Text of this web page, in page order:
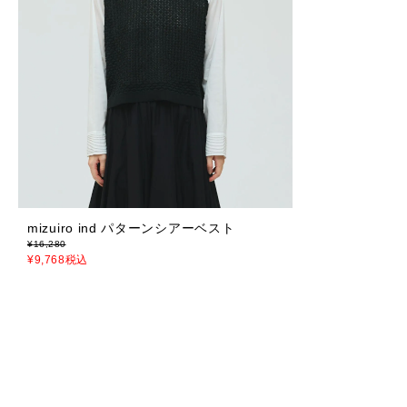
mizuiro ind パターンシアーベスト
¥16,280
¥9,768税込